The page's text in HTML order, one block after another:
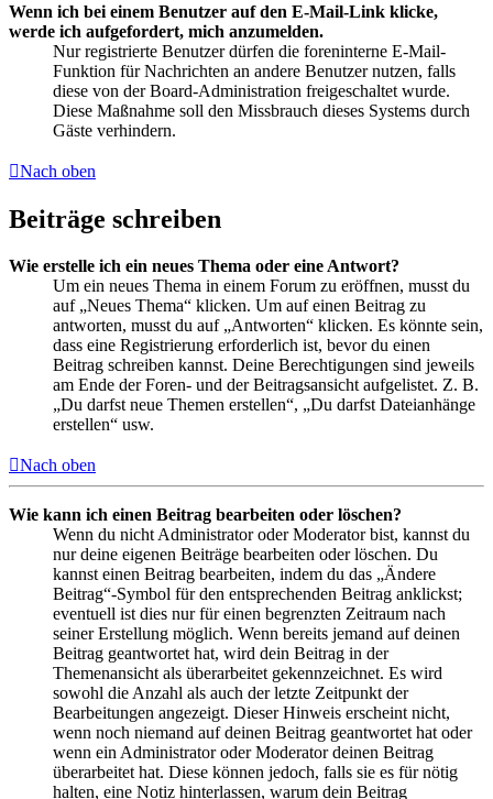
Wenn ich bei einem Benutzer auf den E-Mail-Link klicke,
werde ich aufgefordert, mich anzumelden.
Nur registrierte Benutzer dürfen die foreninterne E-Mail-
Funktion für Nachrichten an andere Benutzer nutzen, falls
diese von der Board-Administration freigeschaltet wurde.
Diese Maßnahme soll den Missbrauch dieses Systems durch
Gäste verhindern.
Nach oben
Beiträge schreiben
Wie erstelle ich ein neues Thema oder eine Antwort?
Um ein neues Thema in einem Forum zu eröffnen, musst du
auf „Neues Thema“ klicken. Um auf einen Beitrag zu
antworten, musst du auf „Antworten“ klicken. Es könnte sein,
dass eine Registrierung erforderlich ist, bevor du einen
Beitrag schreiben kannst. Deine Berechtigungen sind jeweils
am Ende der Foren- und der Beitragsansicht aufgelistet. Z. B.
„Du darfst neue Themen erstellen“, „Du darfst Dateianhänge
erstellen“ usw.
Nach oben
Wie kann ich einen Beitrag bearbeiten oder löschen?
Wenn du nicht Administrator oder Moderator bist, kannst du
nur deine eigenen Beiträge bearbeiten oder löschen. Du
kannst einen Beitrag bearbeiten, indem du das „Ändere
Beitrag“-Symbol für den entsprechenden Beitrag anklickst;
eventuell ist dies nur für einen begrenzten Zeitraum nach
seiner Erstellung möglich. Wenn bereits jemand auf deinen
Beitrag geantwortet hat, wird dein Beitrag in der
Themenansicht als überarbeitet gekennzeichnet. Es wird
sowohl die Anzahl als auch der letzte Zeitpunkt der
Bearbeitungen angezeigt. Dieser Hinweis erscheint nicht,
wenn noch niemand auf deinen Beitrag geantwortet hat oder
wenn ein Administrator oder Moderator deinen Beitrag
überarbeitet hat. Diese können jedoch, falls sie es für nötig
halten, eine Notiz hinterlassen, warum dein Beitrag